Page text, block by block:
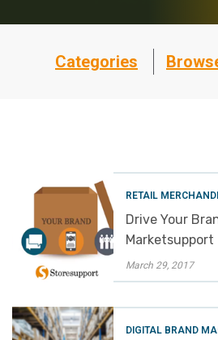
Categories
RETAIL
Drive Your
Marketsupport
March 29, 2017
DIGITAL BRAND